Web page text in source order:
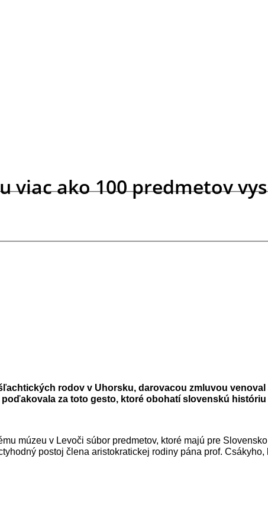
viac ako 100 predmetov
rodov v Uhorsku, darovacou zmluvou
za toto gesto, ktoré obohatí slovenskú
múzeu v Levoči súbor predmetov, ktoré majú pre
postoj člena aristokratickej rodiny pána prof.